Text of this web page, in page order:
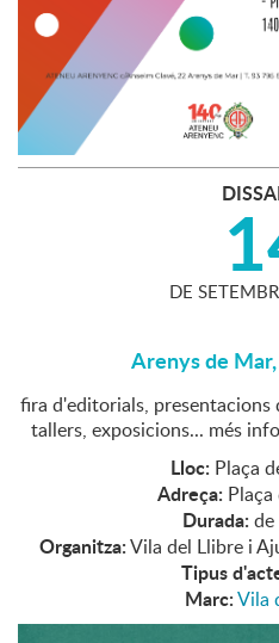
DE
Arenys de
fira d'editorials,
tallers, exposicions... més
Lloc: Plaça
Adreça: Plaça
Durada: de
Organitza:Vila del Llibre i
Tipus
Marc:Vila